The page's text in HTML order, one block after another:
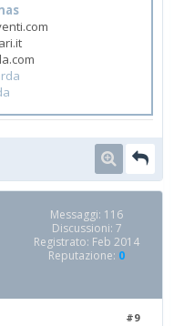
Messaggi: 116
Discussioni: 7
Registrato: Feb 2014
Reputazione: 0
#9